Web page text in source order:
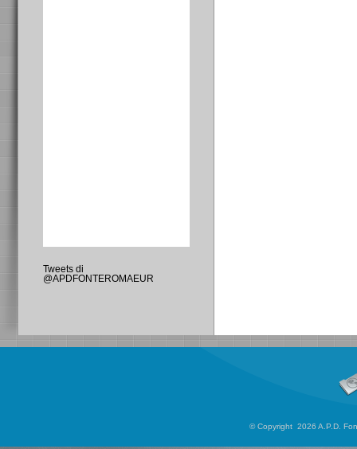
Tweets di
@APDFONTEROMAEUR
© Copyright 2026 A.P.D.